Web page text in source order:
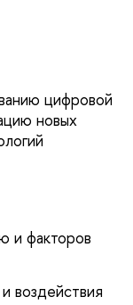
цифровой
новых
и факторов
воздействия